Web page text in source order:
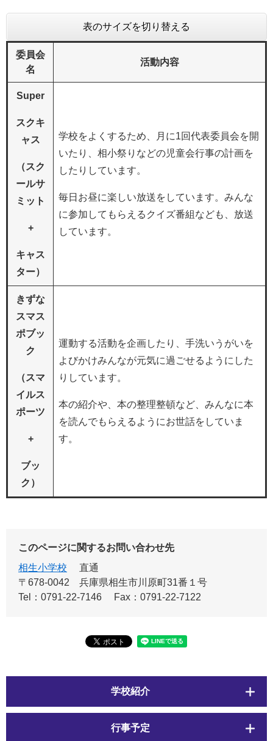
表のサイズを切り替える
委員会
名
活動内容
Super
スクキ
ャス
（スク
ールサ
ミット
+
キャス
ター）
学校をよくするため、月に1回代表委員会を開
いたり、相小祭りなどの児童会行事の計画を
したりしています。
毎日お昼に楽しい放送をしています。みんな
に参加してもらえるクイズ番組なども、放送
しています。
きずな
スマス
ポブッ
ク
（スマ
イルス
ポーツ
+
ブッ
ク）
運動する活動を企画したり、手洗いうがいを
よびかけみんなが元気に過ごせるようにした
りしています。
本の紹介や、本の整理整頓など、みんなに本
を読んでもらえるようにお世話をしていま
す。
このページに関するお問い合わせ先
相生小学校
直通
〒678-0042
兵庫県相生市川原町31番１号
Tel：0791-22-7146
Fax：0791-22-7122
学校紹介
行事予定